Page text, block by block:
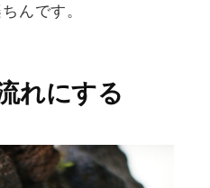
んです。
れにする